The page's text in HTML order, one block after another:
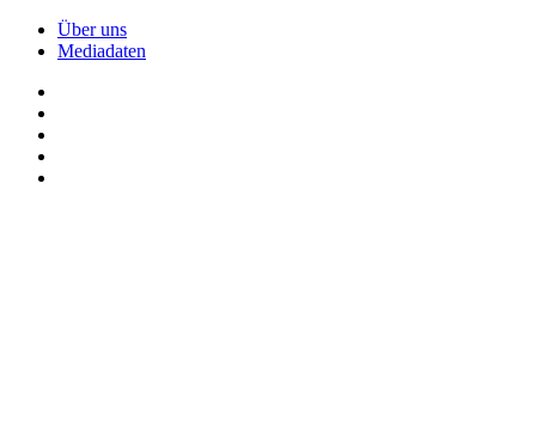
Über uns
Mediadaten